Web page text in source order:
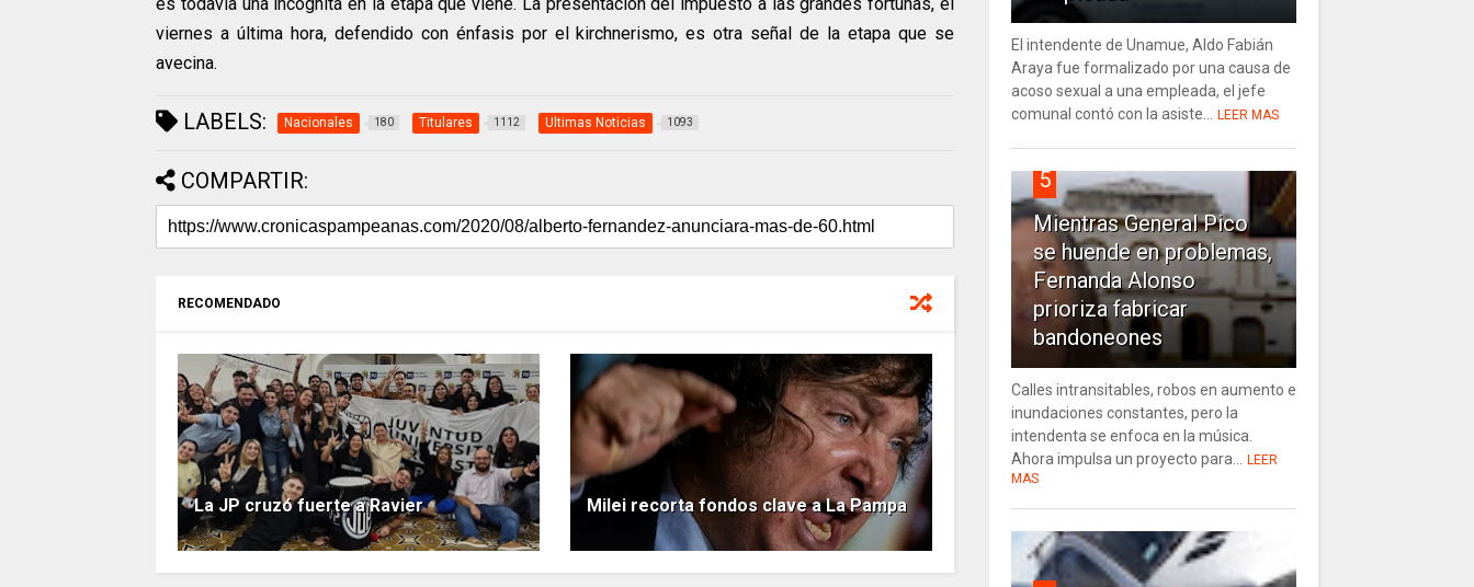
viernes a última hora, defendido con énfasis por el kirchnerismo, es otra señal de la etapa que se
avecina.
LABELS: Nacionales 180 Titulares 1112 Ultimas Noticias 1093
COMPARTIR:
RECOMENDADO
La JP cruzó fuerte a Ravier Milei recorta fondos clave a La Pampa
El intendente de Unamue, Aldo Fabián
Araya fue formalizado por una causa de
acoso sexual a una empleada, el jefe
comunal contó con la asiste... LEER MAS
5
Mientras General Pico
se huende en problemas,
Fernanda Alonso
prioriza fabricar
bandoneones
Calles intransitables, robos en aumento e
inundaciones constantes, pero la
intendenta se enfoca en la música.
Ahora impulsa un proyecto para... LEER
MAS